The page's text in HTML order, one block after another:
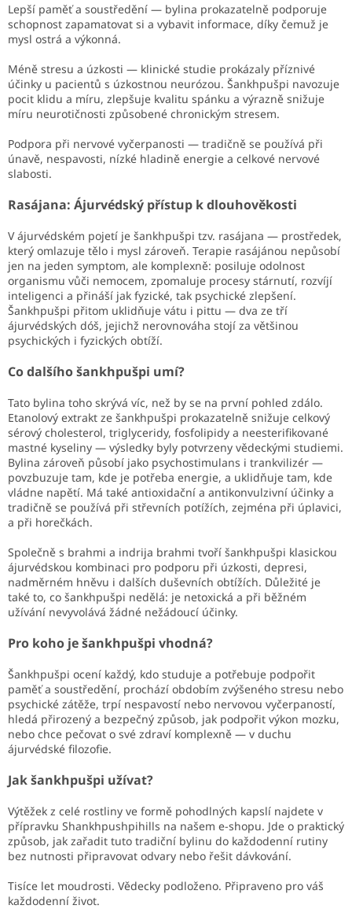
Lepší paměť a soustředění — bylina prokazatelně podporuje
schopnost zapamatovat si a vybavit informace, díky čemuž je
mysl ostrá a výkonná.
Méně stresu a úzkosti — klinické studie prokázaly příznivé
účinky u pacientů s úzkostnou neurózou. Šankhpušpi navozuje
pocit klidu a míru, zlepšuje kvalitu spánku a výrazně snižuje
míru neurotičnosti způsobené chronickým stresem.
Podpora při nervové vyčerpanosti — tradičně se používá při
únavě, nespavosti, nízké hladině energie a celkové nervové
slabosti.
Rasájana: Ájurvédský přístup k dlouhověkosti
V ájurvédském pojetí je šankhpušpi tzv. rasájana — prostředek,
který omlazuje tělo i mysl zároveň. Terapie rasájánou nepůsobí
jen na jeden symptom, ale komplexně: posiluje odolnost
organismu vůči nemocem, zpomaluje procesy stárnutí, rozvíjí
inteligenci a přináší jak fyzické, tak psychické zlepšení.
Šankhpušpi přitom uklidňuje vátu i pittu — dva ze tří
ájurvédských dóš, jejichž nerovnováha stojí za většinou
psychických i fyzických obtíží.
Co dalšího šankhpušpi umí?
Tato bylina toho skrývá víc, než by se na první pohled zdálo.
Etanolový extrakt ze šankhpušpi prokazatelně snižuje celkový
sérový cholesterol, triglyceridy, fosfolipidy a neesterifikované
mastné kyseliny — výsledky byly potvrzeny vědeckými studiemi.
Bylina zároveň působí jako psychostimulans i trankvilizér —
povzbuzuje tam, kde je potřeba energie, a uklidňuje tam, kde
vládne napětí. Má také antioxidační a antikonvulzivní účinky a
tradičně se používá při střevních potížích, zejména při úplavici,
a při horečkách.
Společně s brahmi a indrija brahmi tvoří šankhpušpi klasickou
ájurvédskou kombinaci pro podporu při úzkosti, depresi,
nadměrném hněvu i dalších duševních obtížích. Důležité je
také to, co šankhpušpi nedělá: je netoxická a při běžném
užívání nevyvolává žádné nežádoucí účinky.
Pro koho je šankhpušpi vhodná?
Šankhpušpi ocení každý, kdo studuje a potřebuje podpořit
paměť a soustředění, prochází obdobím zvýšeného stresu nebo
psychické zátěže, trpí nespavostí nebo nervovou vyčerpaností,
hledá přirozený a bezpečný způsob, jak podpořit výkon mozku,
nebo chce pečovat o své zdraví komplexně — v duchu
ájurvédské filozofie.
Jak šankhpušpi užívat?
Výtěžek z celé rostliny ve formě pohodlných kapslí najdete v
přípravku Shankhpushpihills na našem e-shopu. Jde o praktický
způsob, jak zařadit tuto tradiční bylinu do každodenní rutiny
bez nutnosti připravovat odvary nebo řešit dávkování.
Tisíce let moudrosti. Vědecky podloženo. Připraveno pro váš
každodenní život.